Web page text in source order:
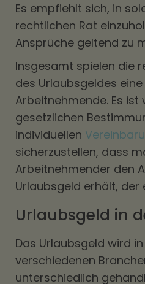
Es empfiehlt sich, in
rechtlichen Rat
Ansprüche geltend zu
Insgesamt spielen die
des Urlaubsgeldes
Arbeitnehmende. Es ist
gesetzlichen
individuellen
sicherzustellen, dass
Arbeitnehmender den
Urlaubsgeld erhält, der
Urlaubsgeld in
Das Urlaubsgeld wird
verschiedenen
unterschiedlich